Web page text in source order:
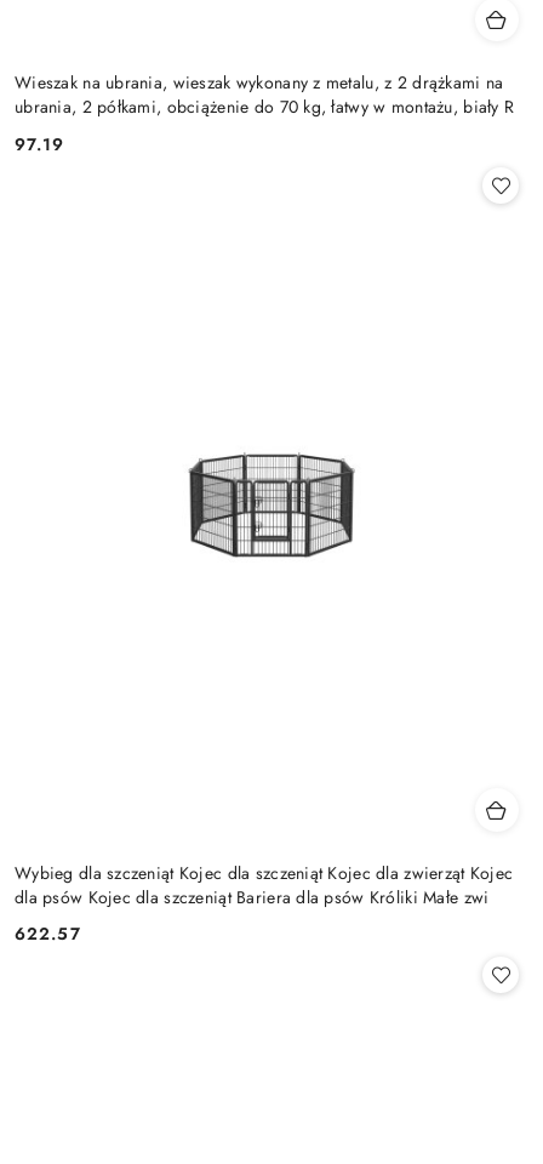
Wieszak na ubrania, wieszak wykonany z metalu, z 2 drążkami na
ubrania, 2 półkami, obciążenie do 70 kg, łatwy w montażu, biały R
Cena:
97.19
Wybieg dla szczeniąt Kojec dla szczeniąt Kojec dla zwierząt Kojec
dla psów Kojec dla szczeniąt Bariera dla psów Króliki Małe zwi
Cena:
622.57